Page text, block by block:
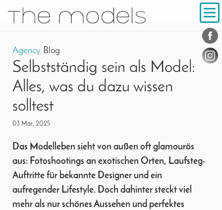
Navigation
Agency Blog
Selbstständig sein als Model:
Alles, was du dazu wissen
solltest
03 Mar, 2025
Das Modelleben sieht von außen oft glamourös
aus: Fotoshootings an exotischen Orten, Laufsteg-
Auftritte für bekannte Designer und ein
aufregender Lifestyle. Doch dahinter steckt viel
mehr als nur schönes Aussehen und perfektes